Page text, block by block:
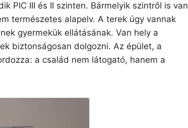
PIC III és II szinten. Bármelyik szintről is van
természetes alapelv. A terek úgy vannak
gyermekük ellátásának. Van hely a
biztonságosan dolgozni. Az épület, a
a család nem látogató, hanem a